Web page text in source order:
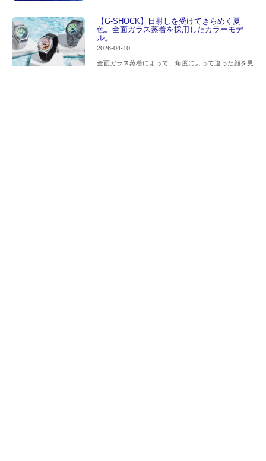
【G-SHOCK】日射しを受けてきらめく夏
色。全面ガラス蒸着を採用したカラーモデ
ル。
2026-04-10
全面ガラス蒸着によって、角度によって違った顔を見